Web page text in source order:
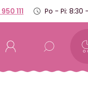
111 Po - Pi: 8:30